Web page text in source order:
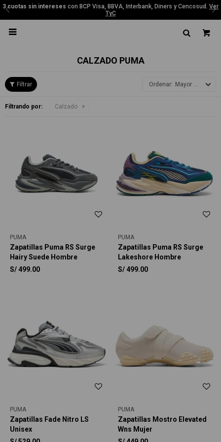
3 cuotas sin intereses con BCP Visa, BBVA, Interbank, Diners y Cencosud. Ver
TyC

CALZADO PUMA
Mayor precio
Filtrando por: Calzado
PUMA
Zapatillas Puma RS Surge
Hairy Suede Hombre
S/ 499.00
PUMA
Zapatillas Puma RS Surge
Lakeshore Hombre
S/ 499.00
PUMA
Zapatillas Fade Nitro LS
Unisex
PUMA
Zapatillas Mostro Elevated
Wns Mujer